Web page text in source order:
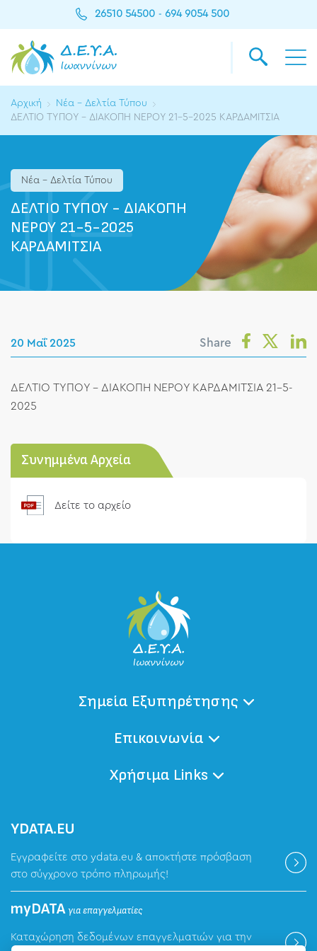
26510 54500 - 694 9054 500
Αρχική
Νέα - Δελτία Τύπου
ΔΕΛΤΙΟ ΤΥΠΟΥ - ΔΙΑΚΟΠΗ ΝΕΡΟΥ 21-5-2025 ΚΑΡΔΑΜΙΤΣΙΑ
Νέα - Δελτία Τύπου
ΔΕΛΤΙΟ ΤΥΠΟΥ - ΔΙΑΚΟΠΗ
ΝΕΡΟΥ 21-5-2025
ΚΑΡΔΑΜΙΤΣΙΑ
20 Μαΐ 2025 Share
ΔΕΛΤΙΟ ΤΥΠΟΥ - ΔΙΑΚΟΠΗ ΝΕΡΟΥ ΚΑΡΔΑΜΙΤΣΙΑ 21-5-
2025
Συνημμένα Αρχεία
Δείτε το αρχείο
Σημεία Εξυπηρέτησης
Επικοινωνία
Χρήσιμα Links
ΥDATA.EU
Εγγραφείτε στο ydata.eu & αποκτήστε πρόσβαση
στο σύγχρονο τρόπο πληρωμής!
myDATAγια επαγγελματίες
Καταχώρηση δεδομένων επαγγελματιών για την